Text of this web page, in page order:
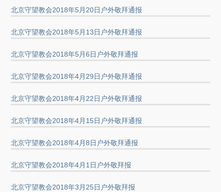
北京守望教会2018年5月20日户外敬拜通报
北京守望教会2018年5月13日户外敬拜通报
北京守望教会2018年5月6日户外敬拜通报
北京守望教会2018年4月29日户外敬拜通报
北京守望教会2018年4月22日户外敬拜通报
北京守望教会2018年4月15日户外敬拜通报
北京守望教会2018年4月8日户外敬拜通报
北京守望教会2018年4月1日户外敬拜报
北京守望教会2018年3月25日户外敬拜报